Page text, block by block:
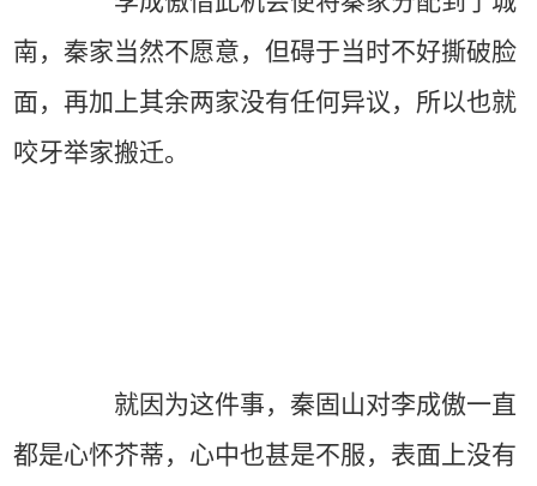
南，秦家当然不愿意，但碍于当时不好撕破脸
面，再加上其余两家没有任何异议，所以也就
咬牙举家搬迁。
就因为这件事，秦固山对李成傲一直
都是心怀芥蒂，心中也甚是不服，表面上没有